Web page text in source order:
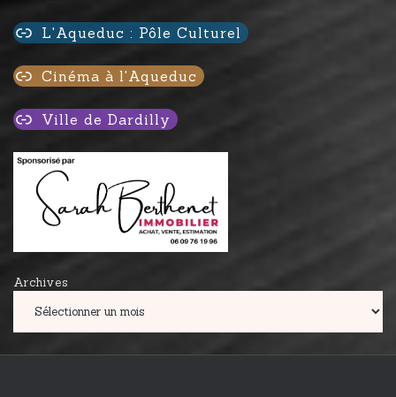
L'Aqueduc : Pôle Culturel
Cinéma à l'Aqueduc
Ville de Dardilly
Archives